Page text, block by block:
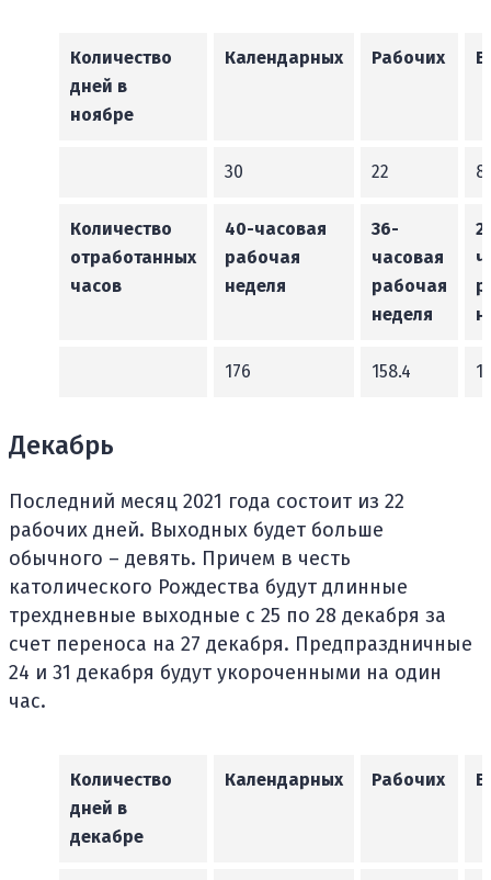
Количество
дней в
ноябре
Календарных Рабочих
30 22 8
Количество
отработанных
часов
40-часовая
рабочая
неделя
36-
часовая
рабочая
неделя
176 158.4
Декабрь
Последний месяц 2021 года состоит из 22
рабочих дней. Выходных будет больше
обычного – девять. Причем в честь
католического Рождества будут длинные
трехдневные выходные с 25 по 28 декабря за
счет переноса на 27 декабря. Предпраздничные
24 и 31 декабря будут укороченными на один
час.
Количество
дней в
декабре
Календарных Рабочих